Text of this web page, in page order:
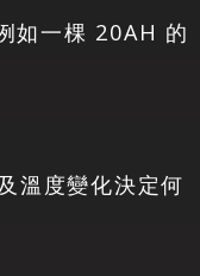
如一棵 20AH 的
溫度變化決定何